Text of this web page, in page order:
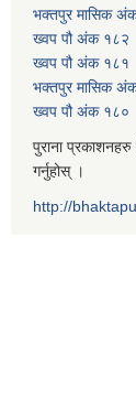
भक्तपुर मासिक
ख्वप पौ अंक १८२
ख्वप पौ अंक १८१
भक्तपुर मासिक
ख्वप पौ अंक १८०
पुराना प्रकाशनहरु
गर्नुहोस् ।
http://